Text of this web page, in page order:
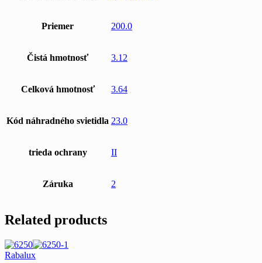
Priemer 200.0
Čistá hmotnosť 3.12
Celková hmotnosť 3.64
Kód náhradného svietidla 23.0
trieda ochrany II
Záruka 2
Related products
Rabalux